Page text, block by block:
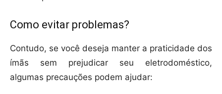
Como evitar problemas?
Contudo, se você deseja manter a praticidade dos
ímãs sem prejudicar seu eletrodoméstico,
algumas precauções podem ajudar: